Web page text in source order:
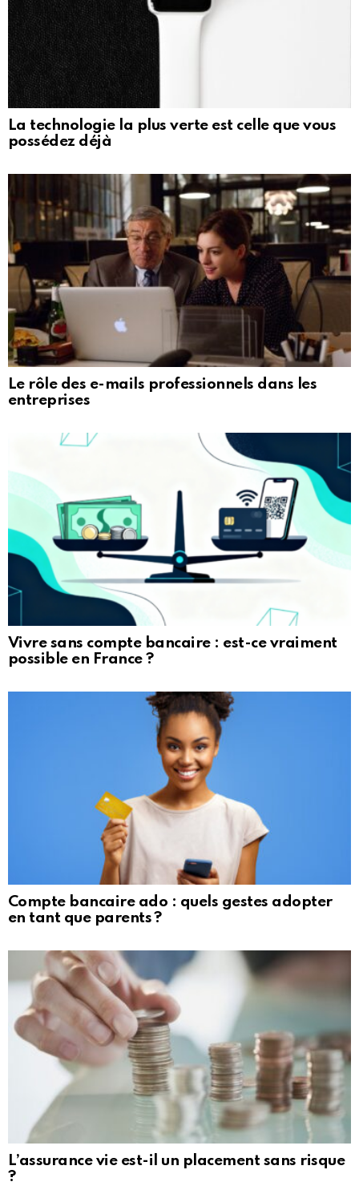
La technologie la plus verte est celle que vous
possédez déjà
Le rôle des e-mails professionnels dans les
entreprises
Vivre sans compte bancaire : est-ce vraiment
possible en France ?
Compte bancaire ado : quels gestes adopter
en tant que parents ?
L’assurance vie est-il un placement sans risque
?